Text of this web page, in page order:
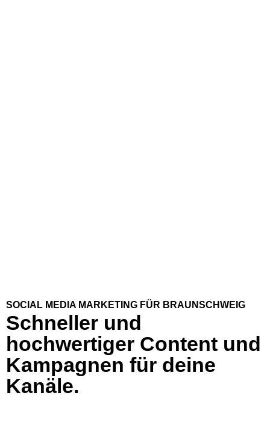
SOCIAL MEDIA MARKETING FÜR BRAUNSCHWEIG
Schneller und
hochwertiger Content und
Kampagnen für deine
Kanäle.